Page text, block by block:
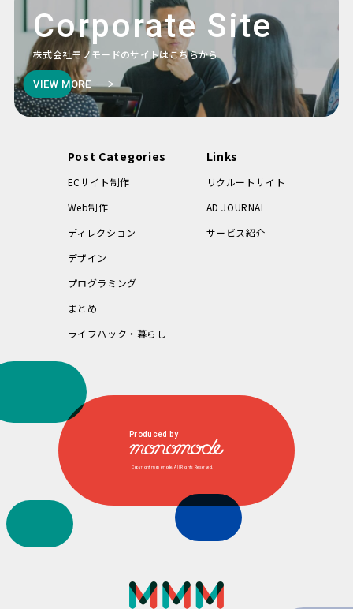
Corporate Site
株式会社モノモードのサイトはこちらから
VIEW MORE
Post Categories
ECサイト制作
Web制作
ディレクション
デザイン
プログラミング
まとめ
ライフハック・暮らし
Links
リクルートサイト
AD JOURNAL
サービス紹介
Produced by
Copyright monomode. All Rights Reserved.